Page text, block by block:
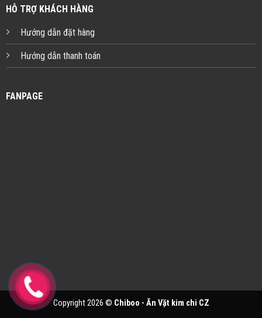
HỖ TRỢ KHÁCH HÀNG
Hướng dẫn đặt hàng
Hướng dẫn thanh toán
FANPAGE
Copyright 2026 © Chiboo - Ăn Vặt kim chi CZ